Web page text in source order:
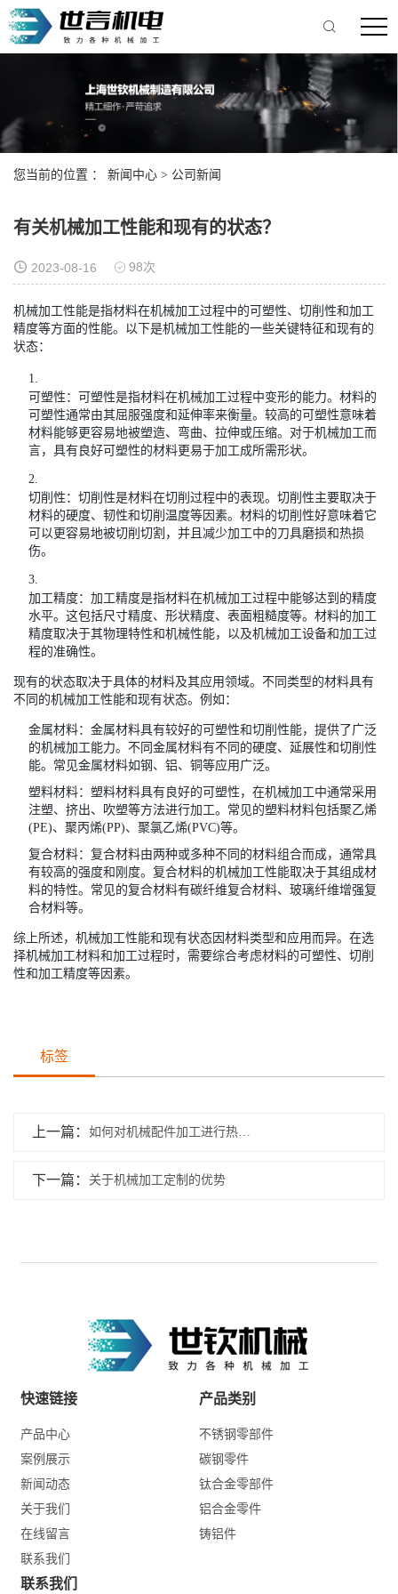
您当前的位置 ： 新闻中心 > 公司新闻
有关机械加工性能和现有的状态？
2023-08-16 98次
机械加工性能是指材料在机械加工过程中的可塑性、切削性和加工
精度等方面的性能。以下是机械加工性能的一些关键特征和现有的
状态：
可塑性：可塑性是指材料在机械加工过程中变形的能力。材料的
可塑性通常由其屈服强度和延伸率来衡量。较高的可塑性意味着
材料能够更容易地被塑造、弯曲、拉伸或压缩。对于机械加工而
言，具有良好可塑性的材料更易于加工成所需形状。
切削性：切削性是材料在切削过程中的表现。切削性主要取决于
材料的硬度、韧性和切削温度等因素。材料的切削性好意味着它
可以更容易地被切削切割，并且减少加工中的刀具磨损和热损
伤。
加工精度：加工精度是指材料在机械加工过程中能够达到的精度
水平。这包括尺寸精度、形状精度、表面粗糙度等。材料的加工
精度取决于其物理特性和机械性能，以及机械加工设备和加工过
程的准确性。
现有的状态取决于具体的材料及其应用领域。不同类型的材料具有
不同的机械加工性能和现有状态。例如：
金属材料：金属材料具有较好的可塑性和切削性能，提供了广泛
的机械加工能力。不同金属材料有不同的硬度、延展性和切削性
能。常见金属材料如钢、铝、铜等应用广泛。
塑料材料：塑料材料具有良好的可塑性，在机械加工中通常采用
注塑、挤出、吹塑等方法进行加工。常见的塑料材料包括聚乙烯
(PE)、聚丙烯(PP)、聚氯乙烯(PVC)等。
复合材料：复合材料由两种或多种不同的材料组合而成，通常具
有较高的强度和刚度。复合材料的机械加工性能取决于其组成材
料的特性。常见的复合材料有碳纤维复合材料、玻璃纤维增强复
合材料等。
综上所述，机械加工性能和现有状态因材料类型和应用而异。在选
择机械加工材料和加工过程时，需要综合考虑材料的可塑性、切削
性和加工精度等因素。
标签
上一篇： 如何对机械配件加工进行热处理呢?
下一篇： 关于机械加工定制的优势
快速链接
产品中心
案例展示
新闻动态
关于我们
在线留言
联系我们
产品类别
不锈钢零部件
碳钢零件
钛合金零部件
铝合金零件
铸铝件
联系我们